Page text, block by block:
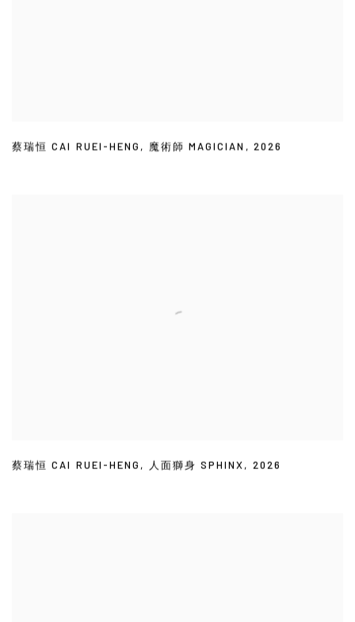
蔡瑞恒 CAI RUEI-HENG , 魔術師 MAGICIAN , 2026
蔡瑞恒 CAI RUEI-HENG , 人面獅身 SPHINX, 2026